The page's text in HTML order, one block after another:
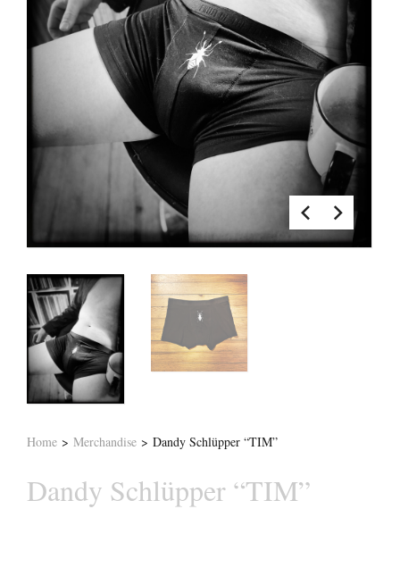
Home > Merchandise > Dandy Schlüpper “TIM”
Dandy Schlüpper “TIM”